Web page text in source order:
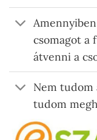
csomagot a
átvenni a
Nem tudom
tudom